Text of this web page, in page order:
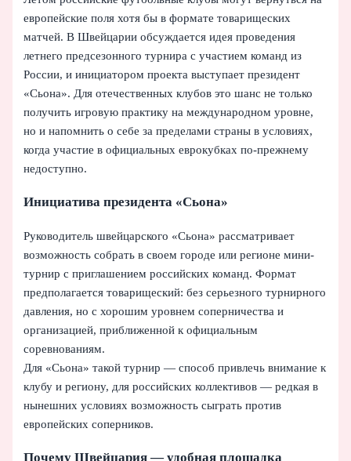
европейские поля хотя бы в формате товарищеских
матчей. В Швейцарии обсуждается идея проведения
летнего предсезонного турнира с участием команд из
России, и инициатором проекта выступает президент
«Сьона». Для отечественных клубов это шанс не только
получить игровую практику на международном уровне,
но и напомнить о себе за пределами страны в условиях,
когда участие в официальных еврокубках по-прежнему
недоступно.
Инициатива президента «Сьона»
Руководитель швейцарского «Сьона» рассматривает
возможность собрать в своем городе или регионе мини-
турнир с приглашением российских команд. Формат
предполагается товарищеский: без серьезного турнирного
давления, но с хорошим уровнем соперничества и
организацией, приближенной к официальным
соревнованиям.
Для «Сьона» такой турнир — способ привлечь внимание к
клубу и региону, для российских коллективов — редкая в
нынешних условиях возможность сыграть против
европейских соперников.
Почему Швейцария — удобная площадка